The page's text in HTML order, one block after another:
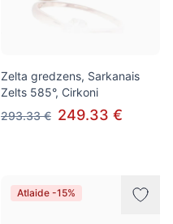
Zelta gredzens, Sarkanais
Zelts 585°, Cirkoni
293.33 € 249.33 €
Atlaide -15%